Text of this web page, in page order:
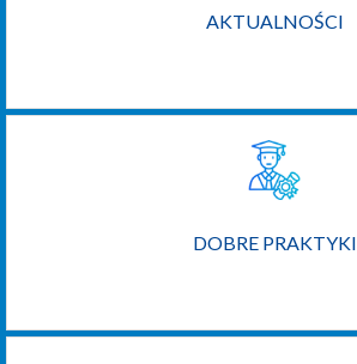
AKTUALNOŚCI
DOBRE PRAKTYKI